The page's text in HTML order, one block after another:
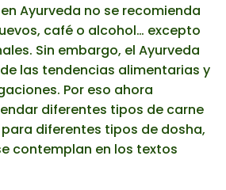
Ayurveda no se recomienda
café o alcohol… excepto
Sin embargo, el Ayurveda
las tendencias alimentarias y
Por eso ahora
diferentes tipos de carne
diferentes tipos de dosha,
contemplan en los textos